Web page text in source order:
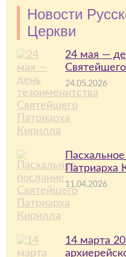
Новости
Церкви
24 мая —
24.05.2026
Патриарха
11.04.2026
14 марта